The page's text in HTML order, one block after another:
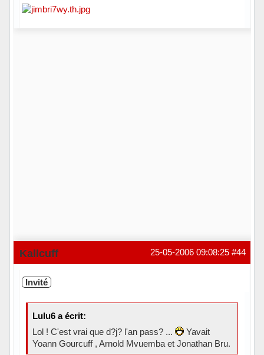
#44
25-05-2006 09:08:25
Kallcuff
Invité
Lulu6 a écrit:
Lol ! C'est vrai que d?j? l'an pass? ...
Yavait
Yoann Gourcuff , Arnold Mvuemba et Jonathan Bru.